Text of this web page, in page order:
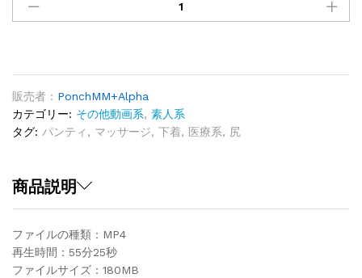
医
マ
ッ
サ
ー
quantity
販売者 : PonchMM+Alpha
カテゴリー: その他動画系, 素人系
タグ: パンティ , マッサージ, 下着, 医療系, 尻
商品説明
ファイルの種類：MP4
再生時間：55分25秒
ファイルサイズ：180MB